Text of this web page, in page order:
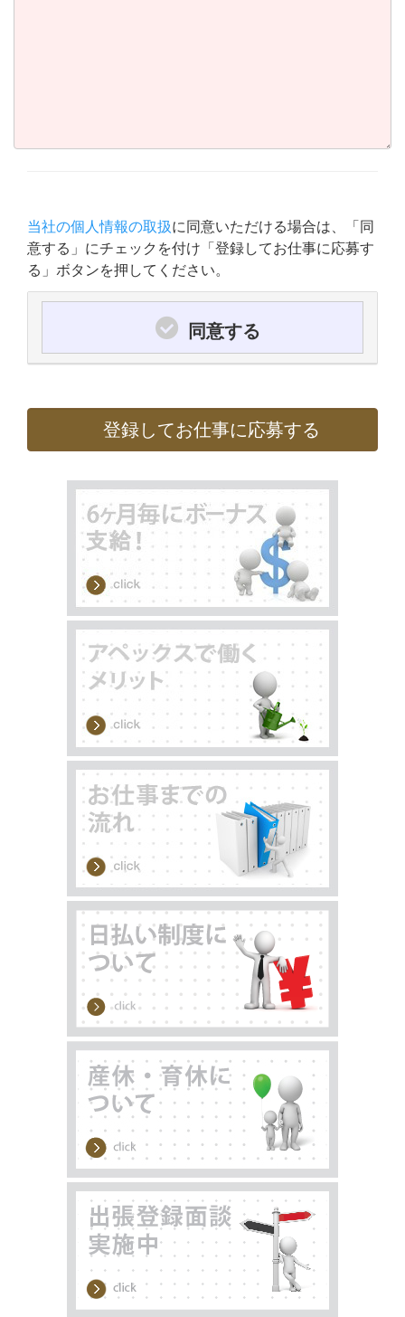
当社の個人情報の取扱に同意いただける場合は、「同
意する」にチェックを付け「登録してお仕事に応募す
る」ボタンを押してください。
同意する